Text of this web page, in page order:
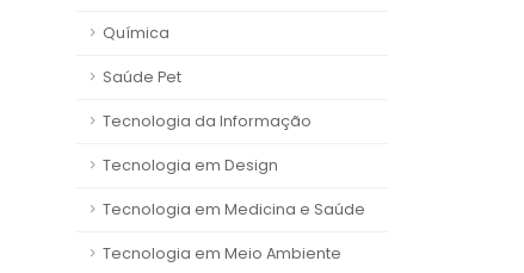
Química
Saúde Pet
Tecnologia da Informação
Tecnologia em Design
Tecnologia em Medicina e Saúde
Tecnologia em Meio Ambiente